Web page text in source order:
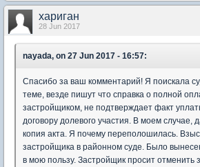
хариган
28 Jun 2017
nayada, on 27 Jun 2017 - 16:57:
Спасибо за ваш комментарий! Я поискала
теме, везде пишут что справка о полной
застройщиком, не подтверждает факт
договору долевого участия. В моем случае,
копия акта. Я почему переполошилась.
застройщика в районном суде. Было
в мою пользу. Застройщик просит отменить